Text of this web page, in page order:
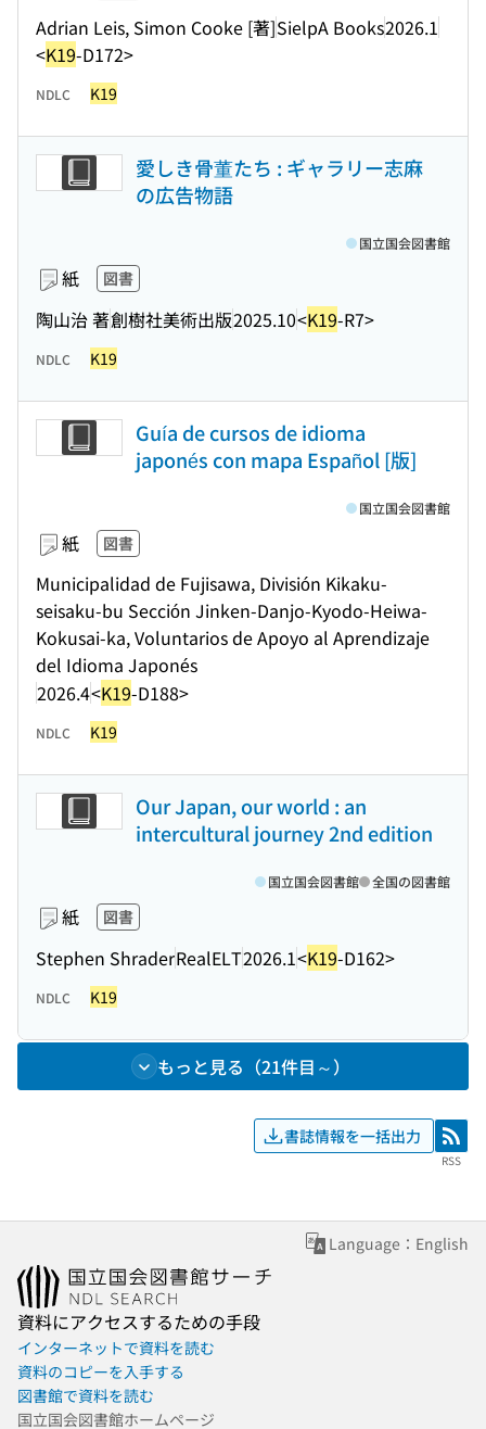
Adrian Leis, Simon Cooke [著]SielpA Books2026.1
<K19-D172>
NDLC K19
愛しき骨董たち : ギャラリー志麻
の広告物語
紙 図書
陶山治 著創樹社美術出版2025.10<K19-R7>
国立国会図書館
NDLC K19
Guía de cursos de idioma
japonés con mapa Español [版]
紙 図書
Municipalidad de Fujisawa, División Kikaku-
seisaku-bu Sección Jinken-Danjo-Kyodo-Heiwa-
Kokusai-ka, Voluntarios de Apoyo al Aprendizaje
del Idioma Japonés
2026.4<K19-D188>
国立国会図書館
NDLC K19
Our Japan, our world : an
intercultural journey 2nd edition
紙 図書
Stephen ShraderRealELT2026.1<K19-D162>
国立国会図書館 全国の図書館
NDLC K19
もっと見る（21件目～）
書誌情報を一括出力 RSS
RSS
Language：English
資料にアクセスするための手段
インターネットで資料を読む
資料のコピーを入手する
図書館で資料を読む
国立国会図書館ホームページ